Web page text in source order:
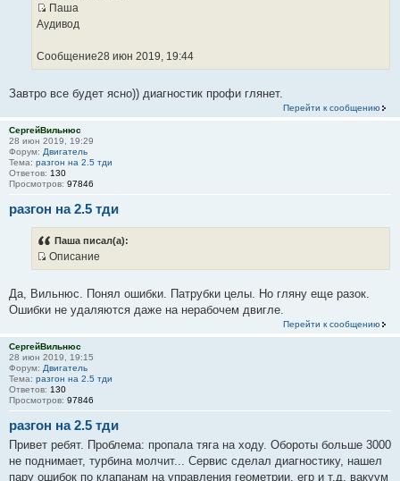
И
т
о
н
и
к
ц
и
т
т
ы
Паша
Аудивод
Сообщение28 июн 2019, 19:44
Завтро все будет ясно)) диагностик профи глянет.
Перейти к сообщению
СергейВильнюс
28 июн 2019, 19:29
Форум: Двигатель
Тема: разгон на 2.5 тди
Ответов: 130
Просмотров: 97846
разгон на 2.5 тди
Паша писал(а):
И
т
о
н
и
к
ц
и
т
а
т
ы
Описание
Да, Вильнюс. Понял ошибки. Патрубки целы. Но гляну еще разок.
Ошибки не удаляются даже на нерабочем двигле.
Перейти к сообщению
СергейВильнюс
28 июн 2019, 19:15
Форум: Двигатель
Тема: разгон на 2.5 тди
Ответов: 130
Просмотров: 97846
разгон на 2.5 тди
Привет ребят. Проблема: пропала тяга на ходу. Обороты больше 3000
не поднимает, турбина молчит... Сервис сделал диагностику, нашел
пару ошибок по клапанам на управления геометрии, егр и т.д. вакуум